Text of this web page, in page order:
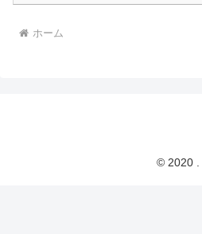
ホーム
© 2020 .